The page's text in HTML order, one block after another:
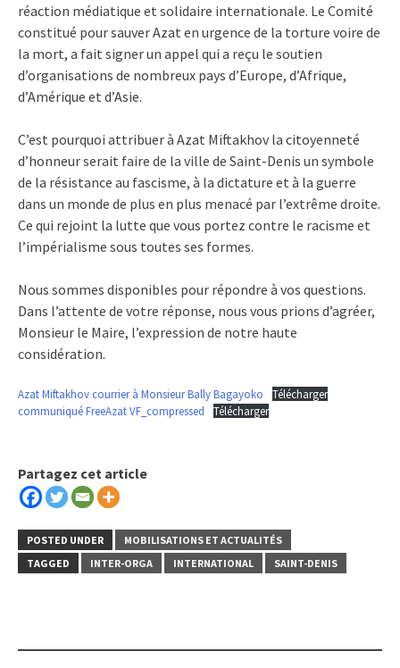
réaction médiatique et solidaire internationale. Le Comité
constitué pour sauver Azat en urgence de la torture voire de
la mort, a fait signer un appel qui a reçu le soutien
d’organisations de nombreux pays d’Europe, d’Afrique,
d’Amérique et d’Asie.
C’est pourquoi attribuer à Azat Miftakhov la citoyenneté
d’honneur serait faire de la ville de Saint-Denis un symbole
de la résistance au fascisme, à la dictature et à la guerre
dans un monde de plus en plus menacé par l’extrême droite.
Ce qui rejoint la lutte que vous portez contre le racisme et
l’impérialisme sous toutes ses formes.
Nous sommes disponibles pour répondre à vos questions.
Dans l’attente de votre réponse, nous vous prions d’agréer,
Monsieur le Maire, l’expression de notre haute
considération.
Azat Miftakhov courrier à Monsieur Bally Bagayoko
Télécharger
communiqué FreeAzat VF_compressed
Télécharger
Partagez cet article
POSTED UNDER
MOBILISATIONS ET ACTUALITÉS
TAGGED
INTER-ORGA INTERNATIONAL SAINT-DENIS